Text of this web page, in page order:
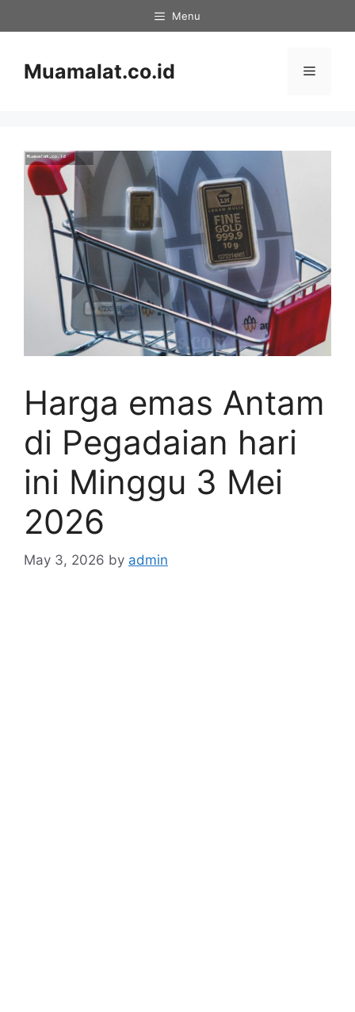
to
Menu
Muamalat.co.id Menu
Harga emas Antam
di Pegadaian hari
ini Minggu 3 Mei
2026
May 3, 2026 by admin